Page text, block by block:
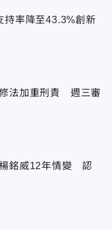
率降至43.3%創新
法加重刑責 週三審
銘威12年情變 認